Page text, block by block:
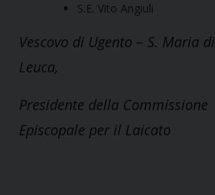
S.E. Vito Angiuli
Vescovo di Ugento – S. Maria di
Leuca,
Presidente della Commissione
Episcopale per il Laicato